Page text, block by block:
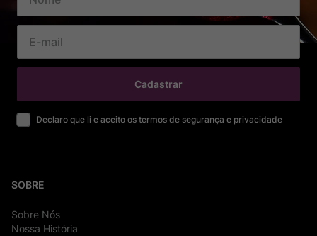
Cadastrar
Declaro que li e aceito os termos de segurança e privacidade
SOBRE
Sobre Nós
Nossa História